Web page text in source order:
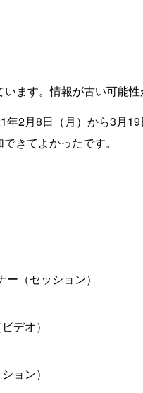
ます。情報が古い可能性
2月8日（月）から3月
きてよかったです。
（セッション）
デオ）
ョン）